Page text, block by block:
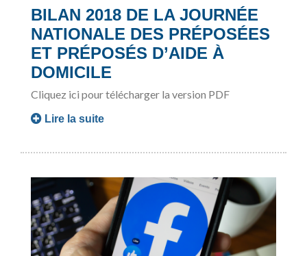
BILAN 2018 DE LA JOURNÉE
NATIONALE DES PRÉPOSÉES
ET PRÉPOSÉS D’AIDE À
DOMICILE
Cliquez ici pour télécharger la version PDF
Lire la suite